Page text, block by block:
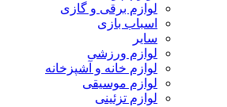
لوازم برقی و گازی
اسباب بازی
سایر
لوازم ورزشی
لوازم خانه و آشپزخانه
لوازم موسیقی
لوازم تزئینی